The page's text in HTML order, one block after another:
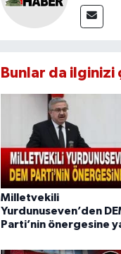
Bunlar da ilginizi
Milletvekili
Yurdunuseven’den
Parti’nin önergesine